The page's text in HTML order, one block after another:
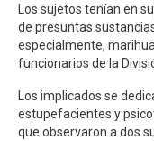
Los sujetos tenían en
de presuntas
especialmente,
funcionarios de la
Los implicados se
estupefacientes y
que observaron a dos